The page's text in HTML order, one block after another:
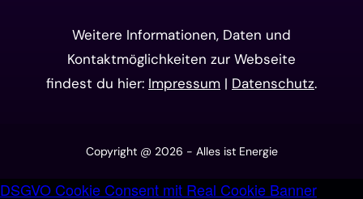
Weitere Informationen, Daten und
Kontaktmöglichkeiten zur Webseite
findest du hier: Impressum | Datenschutz.
Copyright @ 2026 - Alles ist Energie
DSGVO Cookie Consent mit Real Cookie Banner